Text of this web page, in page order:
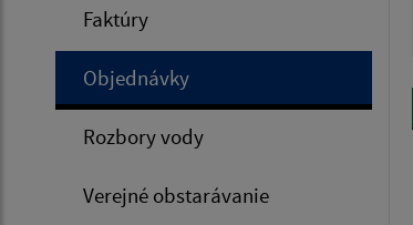
Faktúry
Objednávky
Rozbory vody
Verejné obstarávanie